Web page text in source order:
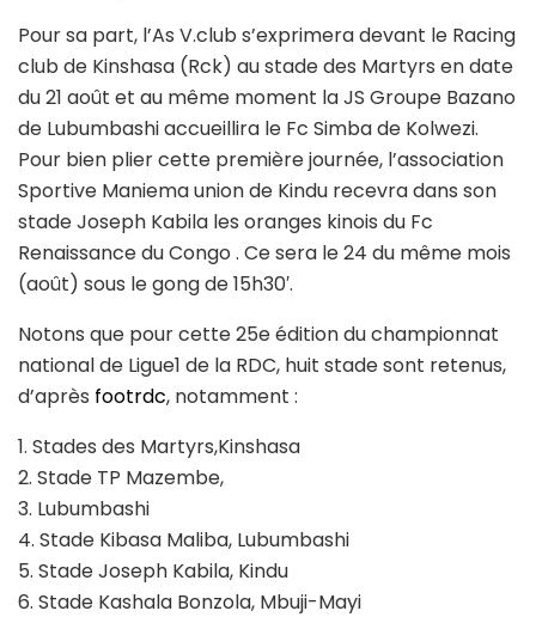
Pour sa part, l’As V.club s’exprimera devant le Racing
club de Kinshasa (Rck) au stade des Martyrs en date
du 21 août et au même moment la JS Groupe Bazano
de Lubumbashi accueillira le Fc Simba de Kolwezi.
Pour bien plier cette première journée, l’association
Sportive Maniema union de Kindu recevra dans son
stade Joseph Kabila les oranges kinois du Fc
Renaissance du Congo . Ce sera le 24 du même mois
(août) sous le gong de 15h30′.
Notons que pour cette 25e édition du championnat
national de Ligue1 de la RDC, huit stade sont retenus,
d’après footrdc, notamment :
1. Stades des Martyrs,Kinshasa
2. Stade TP Mazembe,
3. Lubumbashi
4. Stade Kibasa Maliba, Lubumbashi
5. Stade Joseph Kabila, Kindu
6. Stade Kashala Bonzola, Mbuji-Mayi